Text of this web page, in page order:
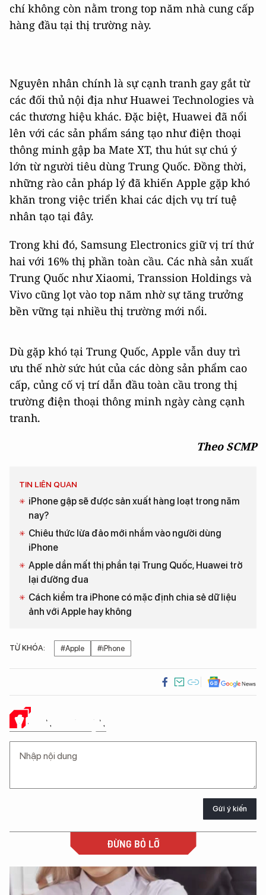
chí không còn nằm trong top năm nhà cung cấp
hàng đầu tại thị trường này.
Nguyên nhân chính là sự cạnh tranh gay gắt từ
các đối thủ nội địa như Huawei Technologies và
các thương hiệu khác. Đặc biệt, Huawei đã nổi
lên với các sản phẩm sáng tạo như điện thoại
thông minh gập ba Mate XT, thu hút sự chú ý
lớn từ người tiêu dùng Trung Quốc. Đồng thời,
những rào cản pháp lý đã khiến Apple gặp khó
khăn trong việc triển khai các dịch vụ trí tuệ
nhân tạo tại đây.
Trong khi đó, Samsung Electronics giữ vị trí thứ
hai với 16% thị phần toàn cầu. Các nhà sản xuất
Trung Quốc như Xiaomi, Transsion Holdings và
Vivo cũng lọt vào top năm nhờ sự tăng trưởng
bền vững tại nhiều thị trường mới nổi.
Dù gặp khó tại Trung Quốc, Apple vẫn duy trì
ưu thế nhờ sức hút của các dòng sản phẩm cao
cấp, củng cố vị trí dẫn đầu toàn cầu trong thị
trường điện thoại thông minh ngày càng cạnh
tranh.
Theo SCMP
TIN LIÊN QUAN
iPhone gập sẽ được sản xuất hàng loạt trong năm
nay?
Chiêu thức lừa đảo mới nhắm vào người dùng
iPhone
Apple dần mất thị phần tại Trung Quốc, Huawei trở
lại đường đua
Cách kiểm tra iPhone có mặc định chia sẻ dữ liệu
ảnh với Apple hay không
TỪ KHÓA: #Apple #iPhone
Ý KIẾN CỦA BẠN
Gửi ý kiến
ĐỪNG BỎ LỠ